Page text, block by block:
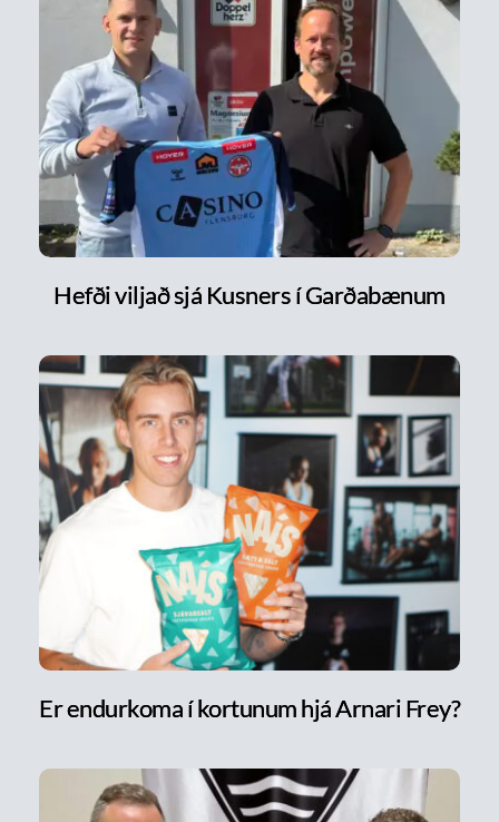
Hefði viljað sjá Kusners í Garðabænum
Er endurkoma í kortunum hjá Arnari Frey?